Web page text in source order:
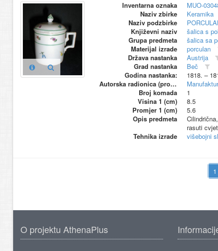
Inventarna oznaka
MUO-
Naziv zbirke
Keramika
Naziv podzbirke
Književni naziv
šalica s
Grupa predmeta
šalica sa
Materijal izrade
porculan
Država nastanka
Austrija
Grad nastanka
Beč
Godina nastanka:
1818. –
Autorska radionica (proizvođač)
Broj komada
1
Visina 1 (cm)
8.5
Promjer 1 (cm)
5.6
Opis predmeta
rasuti
Tehnika izrade
višebojni
O projektu AthenaPlus